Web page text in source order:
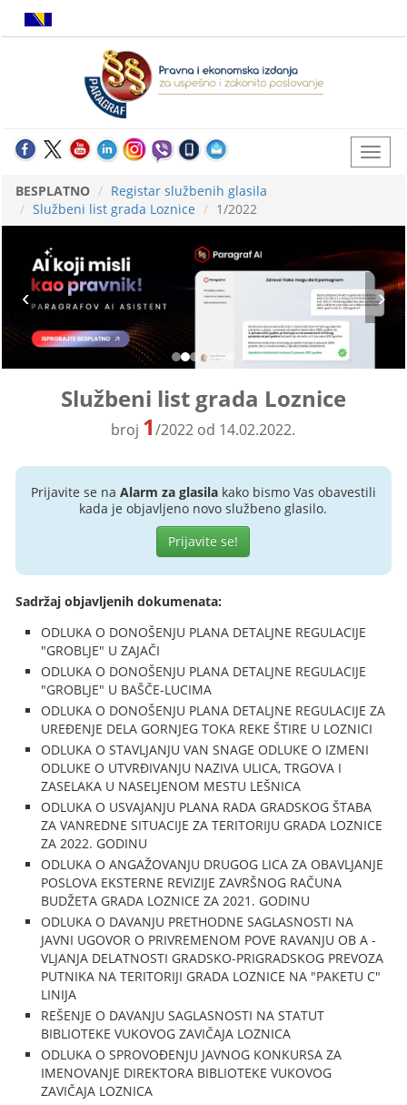
BESPLATNO
Registar službenih glasila
Službeni list grada Loznice
1/2022
Službeni list grada Loznice
broj 1/2022 od 14.02.2022.
Prijavite se na Alarm za glasilakako bismo Vas obavestili
kada je objavljeno novo službeno glasilo.
Prijavite se!
Sadržaj objavljenih dokumenata:
ODLUKA O DONOŠENJU PLANA DETALJNE REGULACIJE
"GROBLJE" U ZAJAČI
ODLUKA O DONOŠENJU PLANA DETALJNE REGULACIJE
"GROBLJE" U BAŠČE-LUCIMA
ODLUKA O DONOŠENJU PLANA DETALJNE REGULACIJE ZA
UREĐENJE DELA GORNJEG TOKA REKE ŠTIRE U LOZNICI
ODLUKA O STAVLJANJU VAN SNAGE ODLUKE O IZMENI
ODLUKE O UTVRĐIVANJU NAZIVA ULICA, TRGOVA I
ZASELAKA U NASELJENOM MESTU LEŠNICA
ODLUKA O USVAJANJU PLANA RADA GRADSKOG ŠTABA
ZA VANREDNE SITUACIJE ZA TERITORIJU GRADA LOZNICE
ZA 2022. GODINU
ODLUKA O ANGAŽOVANJU DRUGOG LICA ZA OBAVLJANJE
POSLOVA EKSTERNE REVIZIJE ZAVRŠNOG RAČUNA
BUDŽETA GRADA LOZNICE ZA 2021. GODINU
ODLUKA O DAVANJU PRETHODNE SAGLASNOSTI NA
JAVNI UGOVOR O PRIVREMENOM POVE RAVANJU OB A -
VLJANJA DELATNOSTI GRADSKO-PRIGRADSKOG PREVOZA
PUTNIKA NA TERITORIJI GRADA LOZNICE NA "PAKETU C"
LINIJA
REŠENJE O DAVANJU SAGLASNOSTI NA STATUT
BIBLIOTEKE VUKOVOG ZAVIČAJA LOZNICA
ODLUKA O SPROVOĐENJU JAVNOG KONKURSA ZA
IMENOVANJE DIREKTORA BIBLIOTEKE VUKOVOG
ZAVIČAJA LOZNICA